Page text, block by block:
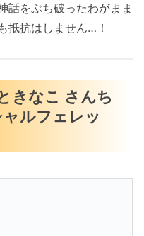
話をぶち破ったわがまま
抵抗はしません…！
なこ さんち
ャルフェレッ